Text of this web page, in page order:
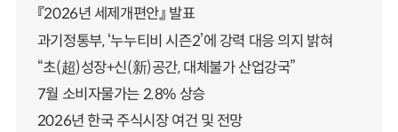
『2026년 세제개편안』 발표
과기정통부, ‘누누티비 시즌2’에 강력 대응 의지 밝혀
“초(超)성장+신(新)공간, 대체불가 산업강국”
7월 소비자물가는 2.8% 상승
2026년 한국 주식시장 여건 및 전망